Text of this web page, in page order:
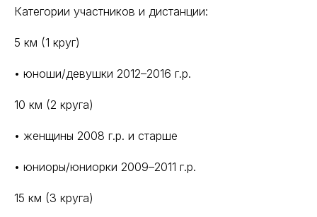
Категории участников и дистанции:
5 км (1 круг)
• юноши/девушки 2012–2016 г.р.
10 км (2 круга)
• женщины 2008 г.р. и старше
• юниоры/юниорки 2009–2011 г.р.
15 км (3 круга)